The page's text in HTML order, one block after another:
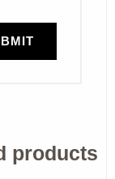
products